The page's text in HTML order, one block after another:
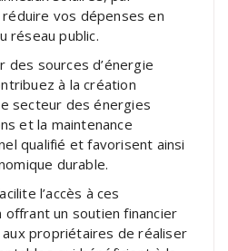
vos dépenses en
réseau public.
des sources d’énergie
à la création
secteur des énergies
et la maintenance
qualifié et favorisent ainsi
durable.
l’accès à ces
un soutien financier
propriétaires de réaliser